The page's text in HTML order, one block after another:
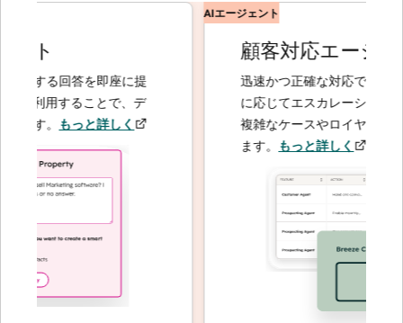
する回答を即座に提
用することで、デ
もっと詳しく
AIエージェント
顧客対応エージェン
迅速かつ正確な対応で問い合わ
に応じてエスカレーションする
複雑なケースやロイヤルティー
ます。もっと詳しく